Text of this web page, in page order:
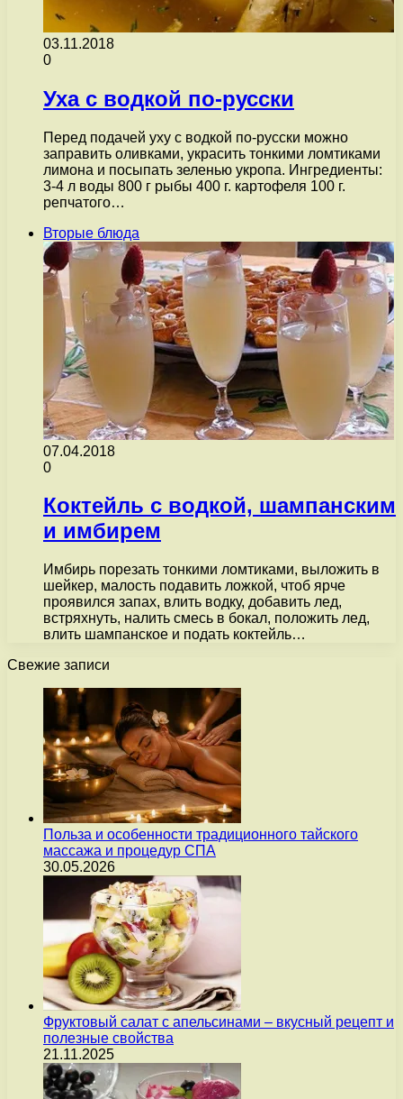
03.11.2018
0
Уха с водкой по-русски
Перед подачей уху с водкой по-русски можно
заправить оливками, украсить тонкими ломтиками
лимона и посыпать зеленью укропа. Ингредиенты:
3-4 л воды 800 г рыбы 400 г. картофеля 100 г.
репчатого…
Вторые блюда
07.04.2018
0
Коктейль с водкой, шампанским
и имбирем
Имбирь порезать тонкими ломтиками, выложить в
шейкер, малость подавить ложкой, чтоб ярче
проявился запах, влить водку, добавить лед,
встряхнуть, налить смесь в бокал, положить лед,
влить шампанское и подать коктейль…
Свежие записи
Польза и особенности традиционного тайского
массажа и процедур СПА
30.05.2026
Фруктовый салат с апельсинами – вкусный рецепт и
полезные свойства
21.11.2025